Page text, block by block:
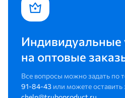
Индивидуальные
на оптовые
Все вопросы можно задать по
91-84-43 или можете оставить